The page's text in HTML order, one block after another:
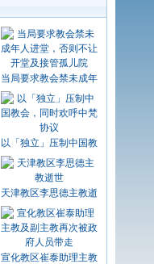
当局要求教会禁未成年
以「独立」压制中国教
天津教区李思德主教逝
宣化教区崔泰助理主教